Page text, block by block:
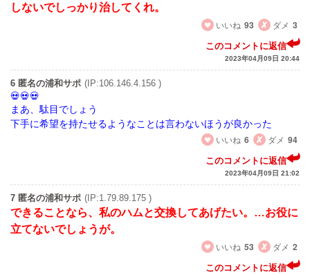
しないでしっかり治してくれ。
いいね 93 ダメ 3
このコメントに返信
2023年04月09日 20:44
6 匿名の浦和サポ (IP:106.146.4.156 )
まあ、駄目でしょう
下手に希望を持たせるようなことは言わないほうが良かった
いいね 6 ダメ 94
このコメントに返信
2023年04月09日 21:02
7 匿名の浦和サポ (IP:1.79.89.175 )
できることなら、私のハムと交換してあげたい。…お役に
立てないでしょうが。
いいね 53 ダメ 2
このコメントに返信